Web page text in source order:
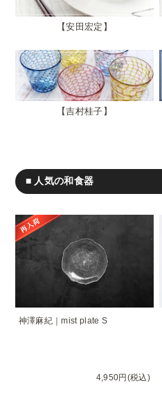
安田宏定
吉村桂子
■ 人気の和食器
神澤麻紀｜mist plate S
4,950円(税込)